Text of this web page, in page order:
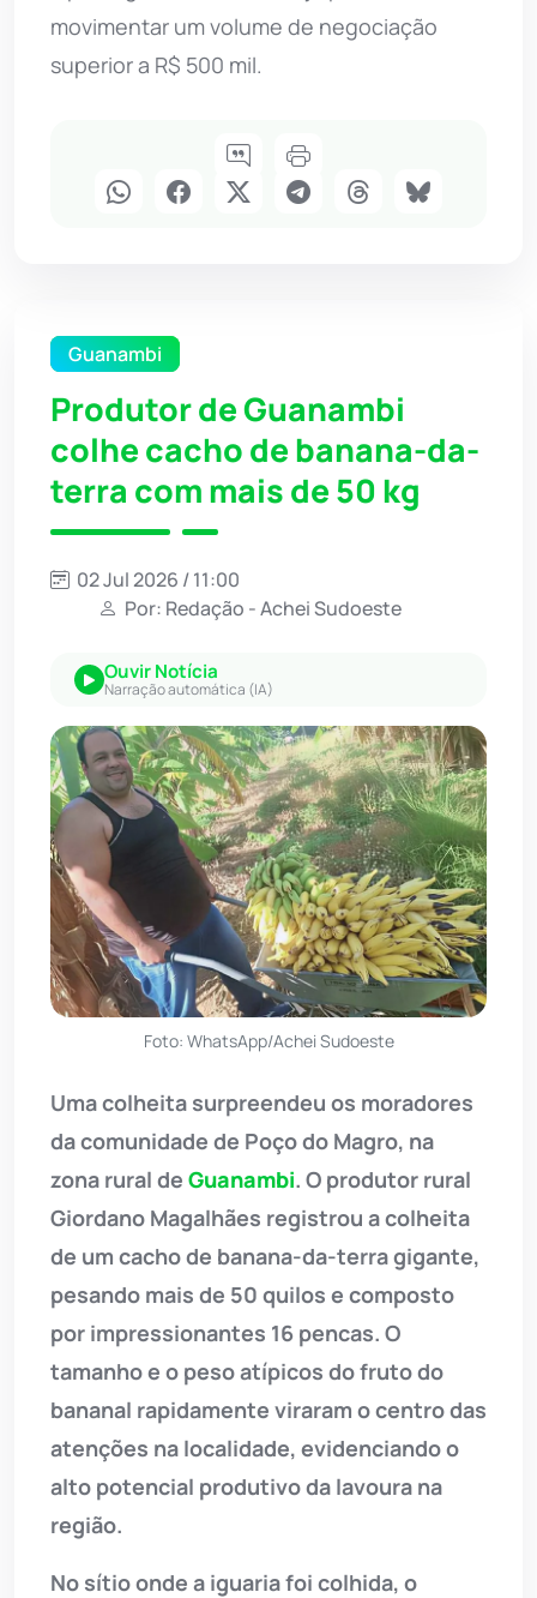
movimentar um volume de negociação
superior a R$ 500 mil.
Guanambi
Produtor de Guanambi
colhe cacho de banana-da-
terra com mais de 50 kg
02 Jul 2026 / 11:00
Por: Redação - Achei Sudoeste
Ouvir Notícia
Narração automática (IA)
Foto: WhatsApp/Achei Sudoeste
Uma colheita surpreendeu os moradores
da comunidade de Poço do Magro, na
zona rural de Guanambi. O produtor rural
Giordano Magalhães registrou a colheita
de um cacho de banana-da-terra gigante,
pesando mais de 50 quilos e composto
por impressionantes 16 pencas. O
tamanho e o peso atípicos do fruto do
bananal rapidamente viraram o centro das
atenções na localidade, evidenciando o
alto potencial produtivo da lavoura na
região.
No sítio onde a iguaria foi colhida, o